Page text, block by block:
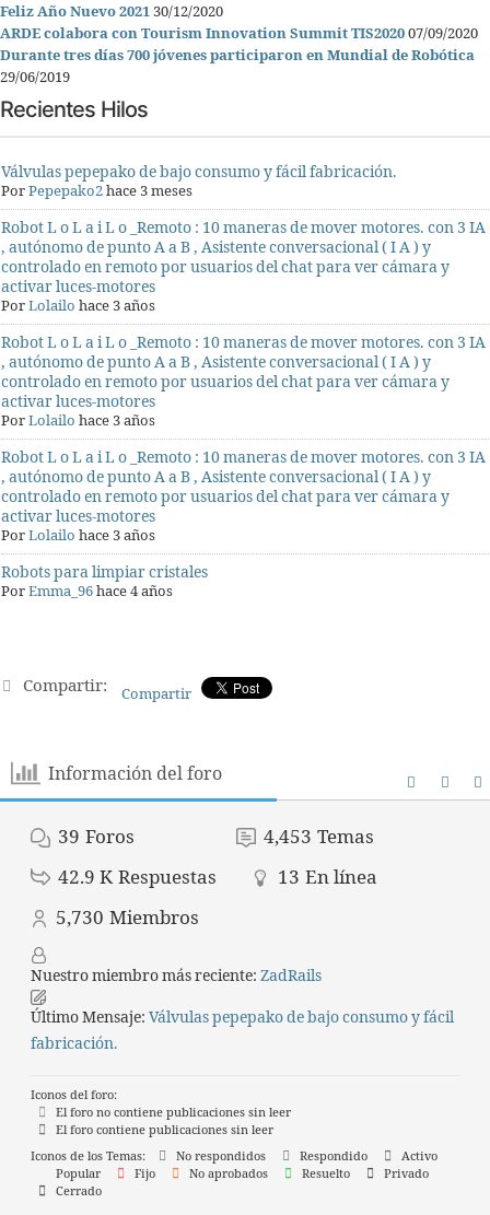
Feliz Año Nuevo 202130/12/2020
ARDE colabora con Tourism Innovation Summit TIS202007/09/2020
Durante tres días 700 jóvenes participaron en Mundial de Robótica
29/06/2019
Recientes Hilos
Válvulas pepepako de bajo consumo y fácil fabricación.
PorPepepako2hace 3 meses
Robot L o L a i L o _Remoto : 10 maneras de mover motores. con 3 IA
, autónomo de punto A a B , Asistente conversacional ( I A ) y
controlado en remoto por usuarios del chat para ver cámara y
activar luces-motores
PorLolailo hace 3 años
Robot L o L a i L o _Remoto : 10 maneras de mover motores. con 3 IA
, autónomo de punto A a B , Asistente conversacional ( I A ) y
controlado en remoto por usuarios del chat para ver cámara y
activar luces-motores
PorLolailo hace 3 años
Robot L o L a i L o _Remoto : 10 maneras de mover motores. con 3 IA
, autónomo de punto A a B , Asistente conversacional ( I A ) y
controlado en remoto por usuarios del chat para ver cámara y
activar luces-motores
PorLolailo hace 3 años
Robots para limpiar cristales
PorEmma_96hace 4 años
Compartir: Compartir
Información del foro
39 Foros 4,453 Temas
42.9 K Respuestas 13 En línea
5,730 Miembros
Nuestro miembro más reciente: ZadRails
Último Mensaje: Válvulas pepepako de bajo consumo y fácil
fabricación.
Iconos del foro:
El foro no contiene publicaciones sin leer
El foro contiene publicaciones sin leer
Iconos de los Temas:
No respondidos Respondido
Activo
Popular
Fijo No aprobados Resuelto
Privado
Cerrado